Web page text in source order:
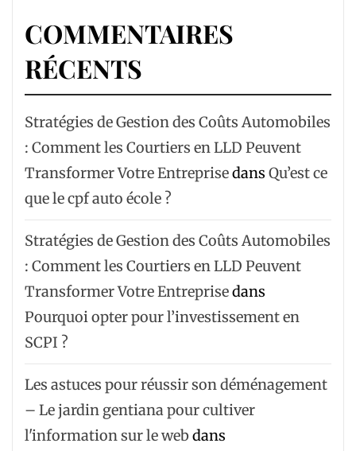
COMMENTAIRES
RÉCENTS
Stratégies de Gestion des Coûts Automobiles
: Comment les Courtiers en LLD Peuvent
Transformer Votre Entreprisedans Qu’est ce
que le cpf auto école ?
Stratégies de Gestion des Coûts Automobiles
: Comment les Courtiers en LLD Peuvent
Transformer Votre Entreprisedans
Pourquoi opter pour l’investissement en
SCPI ?
Les astuces pour réussir son déménagement
– Le jardin gentiana pour cultiver
l'information sur le webdans